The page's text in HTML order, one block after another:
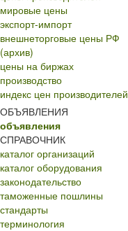
мировые цены
экспорт-импорт
внешнеторговые цены РФ
(архив)
цены на биржах
производство
индекс цен производителей
ОБЪЯВЛЕНИЯ
объявления
СПРАВОЧНИК
каталог организаций
каталог оборудования
законодательство
таможенные пошлины
стандарты
терминология